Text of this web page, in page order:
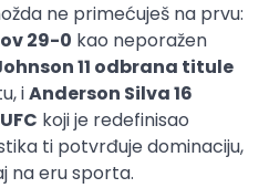
ne primećuješ na prvu:
29-0 kao neporažen
11 odbrana titule
iAnderson Silva 16
koji je redefinisao
ti potvrđuje dominaciju,
na eru sporta.